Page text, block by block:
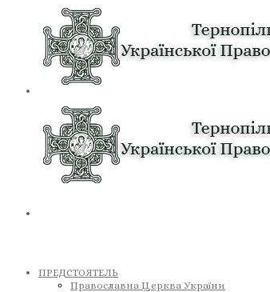
ПРЕДСТОЯТЕЛЬ
Православна Церква України